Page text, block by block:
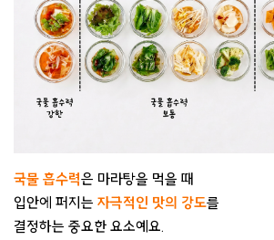
국물 흡수력은 마라탕을 먹을 때
입안에 퍼지는 자극적인 맛의 강도를
결정하는 중요한 요소예요.